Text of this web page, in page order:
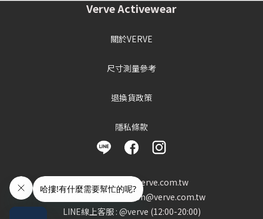
Verve Activewear
關於VERVE
尺寸測量參考
退換貨政策
隱私條款
客服信箱 : info@verve.com.tw
異業合作 : cooperation@verve.com.tw
LINE線上客服 : @verve (12:00-20:00)